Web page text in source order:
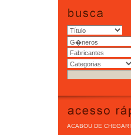
ACABOU DE CHEGAR!